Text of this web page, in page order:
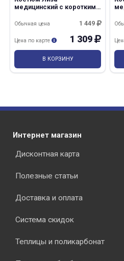
медицинский с коротким
1 449
Обычная цена
1 309
Цена по карте
В КОРЗИНУ
Интернет магазин
Дисконтная карта
Полезные статьи
Доставка и оплата
Система скидок
Теплицы и поликарбонат